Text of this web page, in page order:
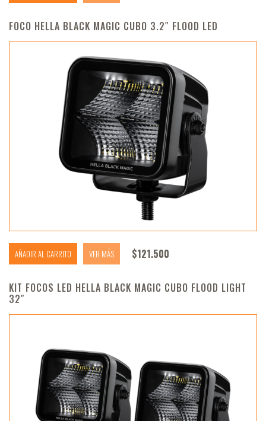
FOCO HELLA BLACK MAGIC CUBO 3.2″ FLOOD LED
AÑADIR AL CARRITO VER MÁS $121.500
KIT FOCOS LED HELLA BLACK MAGIC CUBO FLOOD LIGHT
32″